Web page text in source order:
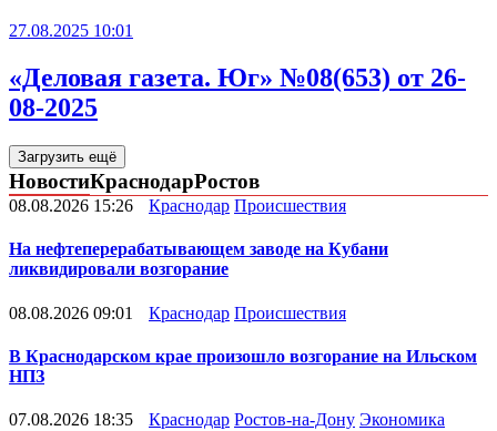
27.08.2025 10:01
«Деловая газета. Юг» №08(653) от 26-
08-2025
Загрузить ещё
НовостиКраснодарРостов
08.08.2026 15:26 Краснодар Происшествия
На нефтеперерабатывающем заводе на Кубани
ликвидировали возгорание
08.08.2026 09:01 Краснодар Происшествия
В Краснодарском крае произошло возгорание на Ильском
НПЗ
07.08.2026 18:35 Краснодар Ростов-на-Дону Экономика